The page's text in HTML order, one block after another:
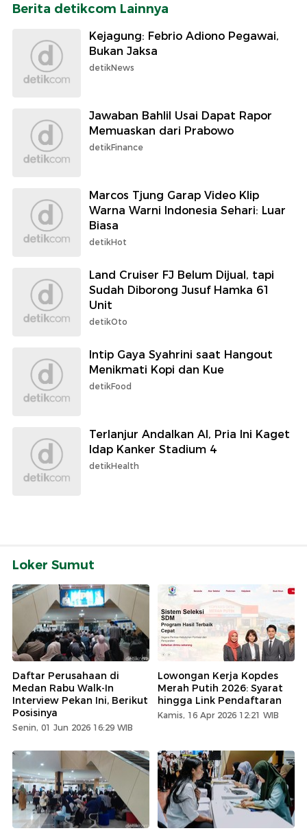
Berita detikcom Lainnya
Kejagung: Febrio Adiono Pegawai,
Bukan Jaksa
detikNews
Jawaban Bahlil Usai Dapat Rapor
Memuaskan dari Prabowo
detikFinance
Marcos Tjung Garap Video Klip
Warna Warni Indonesia Sehari: Luar
Biasa
detikHot
Land Cruiser FJ Belum Dijual, tapi
Sudah Diborong Jusuf Hamka 61
Unit
detikOto
Intip Gaya Syahrini saat Hangout
Menikmati Kopi dan Kue
detikFood
Terlanjur Andalkan AI, Pria Ini Kaget
Idap Kanker Stadium 4
detikHealth
Loker Sumut
Daftar Perusahaan di
Medan Rabu Walk-In
Interview Pekan Ini, Berikut
Posisinya
Senin, 01 Jun 2026 16:29 WIB
Lowongan Kerja Kopdes
Merah Putih 2026: Syarat
hingga Link Pendaftaran
Kamis, 16 Apr 2026 12:21 WIB